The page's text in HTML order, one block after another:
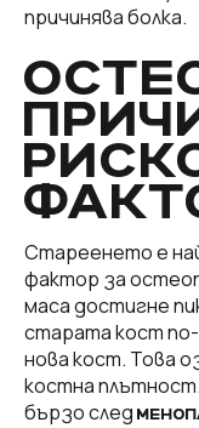
причинява болка.
Стареенето е
фактор за
маса достигне
старата кост
нова кост. Това
костна
бързо след